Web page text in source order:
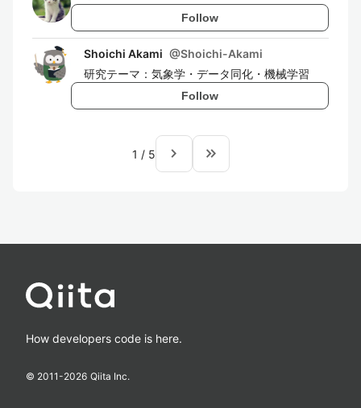
Follow
Shoichi Akami @Shoichi-Akami
研究テーマ：気象学・データ同化・機械学習
Follow
1 / 5 navigate_next keyboard_double_arrow_right
How developers code is here.
© 2011-2026 Qiita Inc.